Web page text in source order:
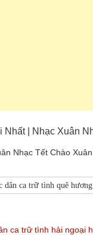
| Nhạc Xuân
Nhạc Tết Chào
dân ca trữ tình quê hương
ca trữ tình hải ngoại